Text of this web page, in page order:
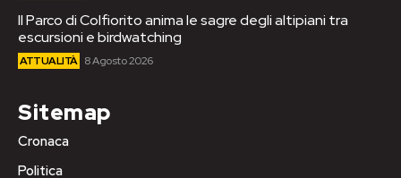
Il Parco di Colfiorito anima le sagre degli altipiani tra
escursioni e birdwatching
ATTUALITÀ 8 Agosto 2026
Sitemap
Cronaca
Politica